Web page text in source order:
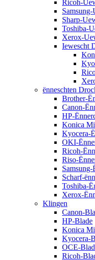
Ricoh-
Sharp-
Toshiba-
Xerox-
Iewescht
ënneschten
Brother-
Canon-
HP-
Konica
Kyocera-
OKI-
Ricoh-
Riso-
Scharf-
Toshiba-
Xerox-
Klingen
Canon-
HP-Blade
Konica
Kyocera-
OCE-
Ricoh-